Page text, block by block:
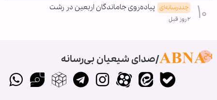
چندرسانه‌ای پیاده‌روی جاماندگان اربعین در رشت
۲ روز قبل
صدای شیعیان بی‌رسانه